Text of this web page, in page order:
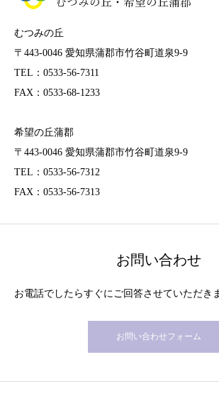
むつみの丘
〒443-0046 愛知県蒲郡市竹谷町道泉9-9
TEL：0533-56-7311
FAX：0533-68-1233
希望の丘蒲郡
〒443-0046 愛知県蒲郡市竹谷町道泉9-9
TEL：0533-56-7312
FAX：0533-56-7313
お問い合わせ
お電話でしたらすぐにご回答させていただき
お問い合わせフォーム